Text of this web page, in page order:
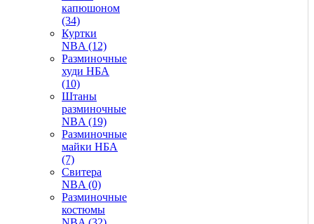
капюшоном
(34)
Куртки
NBA (12)
Разминочные
худи НБА
(10)
Штаны
разминочные
NBA (19)
Разминочные
майки НБА
(7)
Свитера
NBA (0)
Разминочные
костюмы